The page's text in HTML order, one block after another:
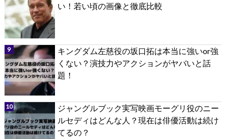
い！若い頃の画像と徹底比較
キングダム左慈役の坂口拓は本当に強いor強
くない？演技力やアクションがヤバいと話
題！
ジャングルブック実写映画モーグリ役のニー
ルセディはどんな人？現在は俳優活動は続け
てるの？